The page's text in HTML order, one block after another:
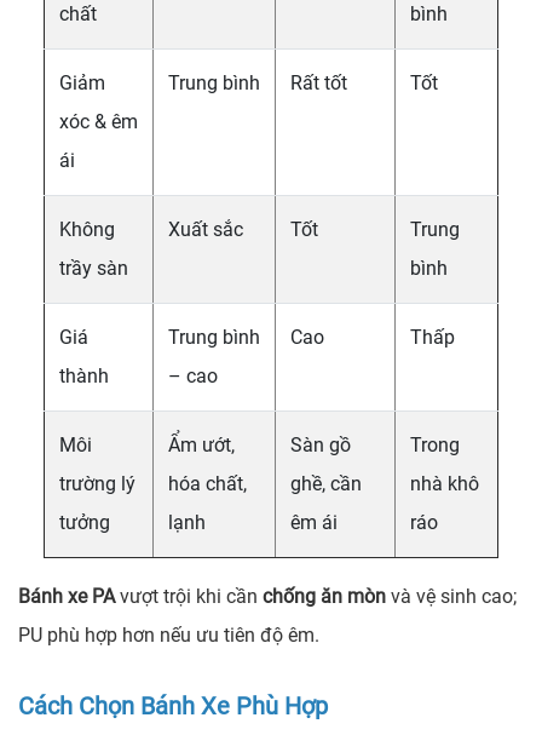
chất
bình
Giảm
xóc & êm
ái
Trung bình Rất tốt Tốt
Không
trầy sàn
Xuất sắc Tốt
Trung
bình
Giá
thành
Trung bình
– cao
Cao Thấp
Môi
trường lý
tưởng
Ẩm ướt,
hóa chất,
lạnh
Sàn gồ
ghề, cần
êm ái
Trong
nhà khô
ráo
Bánh xe PAvượt trội khi cần chống ăn mòn và vệ sinh cao;
PU phù hợp hơn nếu ưu tiên độ êm.
Cách Chọn Bánh Xe Phù Hợp